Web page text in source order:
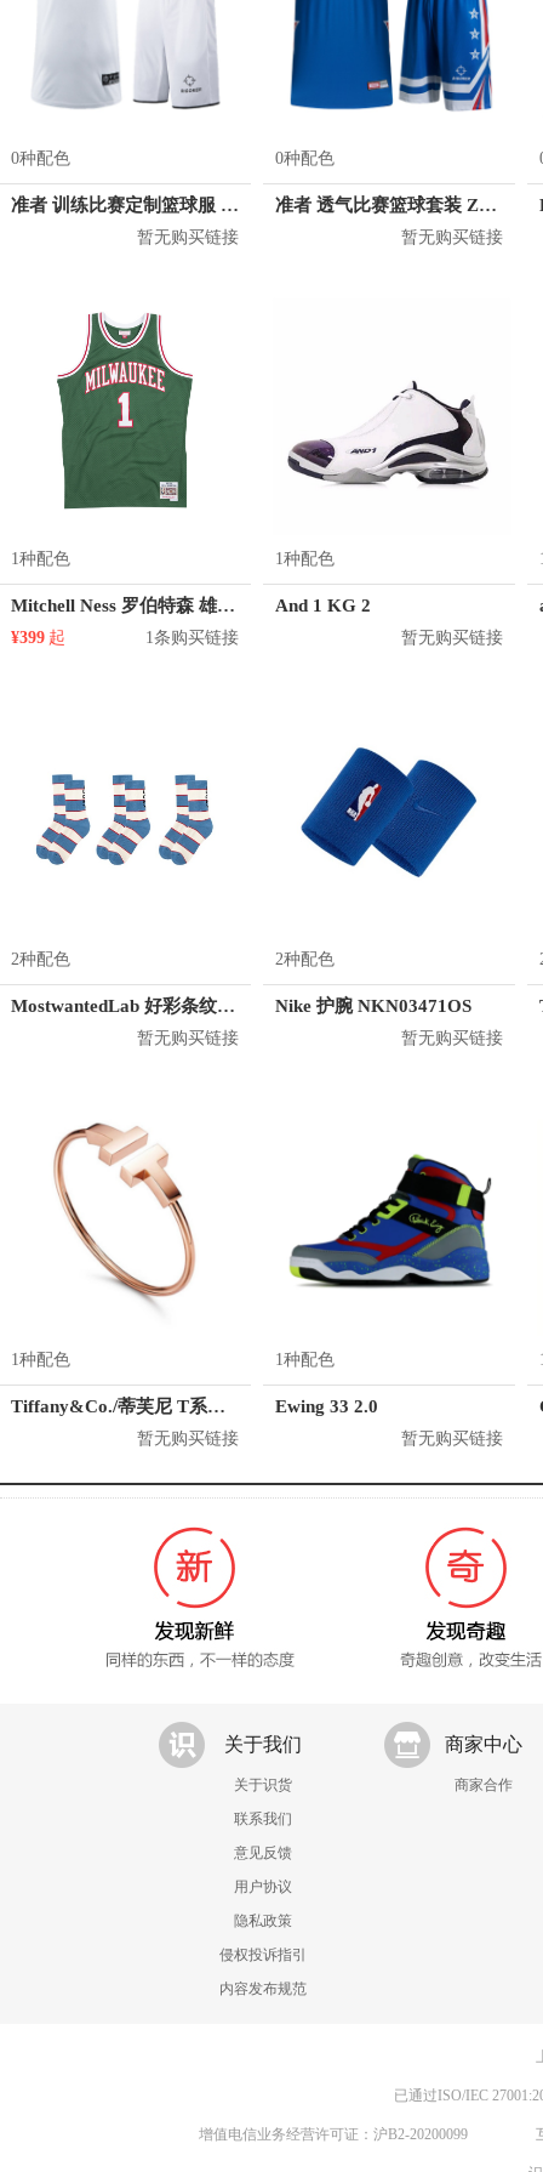
0种配色
准者 训练比赛定制篮球服 Z17110105
暂无购买链接
0种配色
准者 透气比赛篮球套装 Z118210177
暂无购买链接
1种配色
Mitchell Ness 罗伯特森 雄鹿队 1号球衣
¥399 起 1条购买链接
1种配色
And 1 KG 2
暂无购买链接
2种配色
MostwantedLab 好彩条纹袜子套装 MWL
暂无购买链接
2种配色
Nike 护腕 NKN03471OS
暂无购买链接
1种配色
Tiffany&Co./蒂芙尼 T系列 18K玫瑰金手镯
暂无购买链接
1种配色
Ewing 33 2.0
暂无购买链接
关于我们
关于识货
联系我们
意见反馈
用户协议
隐私政策
侵权投诉指引
内容发布规范
商家中心
商家合作
已通过ISO/IEC
增值电信业务经营许可证：沪B2-20200099